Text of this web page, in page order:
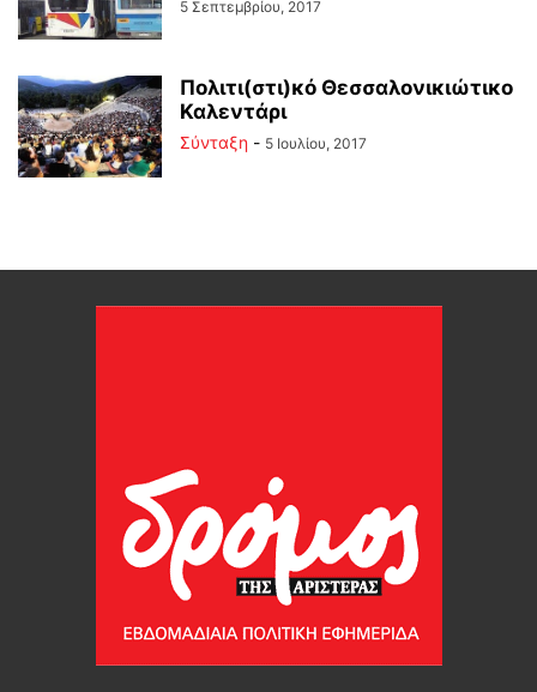
5 Σεπτεμβρίου, 2017
Πολιτι(στι)κό Θεσσαλονικιώτικο
Καλεντάρι
Σύνταξη - 5 Ιουλίου, 2017